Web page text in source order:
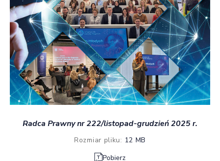
Radca Prawny nr 222/listopad-grudzień 2025 r.
Rozmiar pliku: 12 MB
Pobierz